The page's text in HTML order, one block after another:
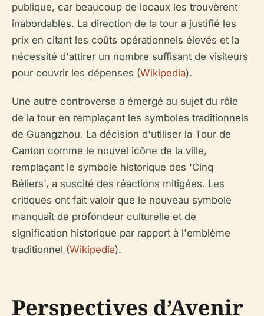
publique, car beaucoup de locaux les trouvèrent
inabordables. La direction de la tour a justifié les
prix en citant les coûts opérationnels élevés et la
nécessité d'attirer un nombre suffisant de visiteurs
pour couvrir les dépenses (Wikipedia).
Une autre controverse a émergé au sujet du rôle
de la tour en remplaçant les symboles traditionnels
de Guangzhou. La décision d'utiliser la Tour de
Canton comme le nouvel icône de la ville,
remplaçant le symbole historique des 'Cinq
Béliers', a suscité des réactions mitigées. Les
critiques ont fait valoir que le nouveau symbole
manquait de profondeur culturelle et de
signification historique par rapport à l'emblème
traditionnel (Wikipedia).
Perspectives d’Avenir